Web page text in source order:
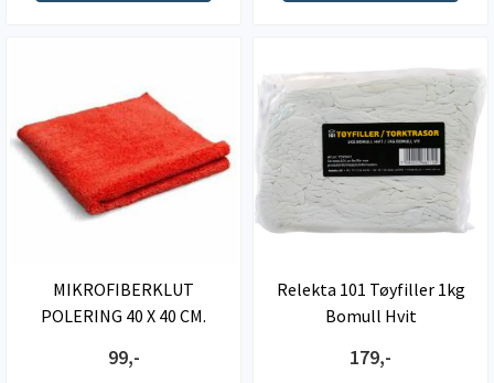
MIKROFIBERKLUT
POLERING 40 X 40 CM.
99,-
Relekta 101 Tøyfiller 1kg
Bomull Hvit
179,-